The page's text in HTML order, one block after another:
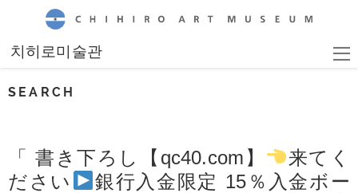
치히로미술관
SEARCH
「 書き下ろし【qc40.com】
来てく
ださい
銀行入金限定 15％入金ボー